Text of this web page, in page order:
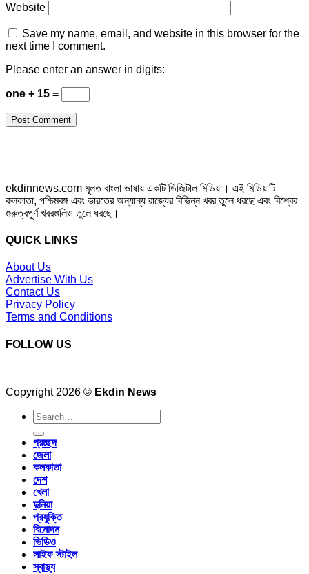
Website
Save my name, email, and website in this browser for the
next time I comment.
Please enter an answer in digits:
one + 15 =
ekdinnews.com মূলত বাংলা ভাষায় একটি ডিজিটাল মিডিয়া। এই মিডিয়াটি
কলকাতা, পশ্চিমবঙ্গ এবং ভারতের অন্যান্য রাজ্যের বিভিন্ন খবর তুলে ধরছে এবং বিশ্বের
গুরুত্বপূর্ণ খবরগুলিও তুলে ধরছে।
QUICK LINKS
About Us
Advertise With Us
Contact Us
Privacy Policy
Terms and Conditions
FOLLOW US
Copyright 2026 © Ekdin News
প্রচ্ছদ
জেলা
কলকাতা
দেশ
খেলা
দুনিয়া
প্রযুক্তি
বিনোদন
ভিডিও
লাইফ স্টাইল
স্বাস্থ্য